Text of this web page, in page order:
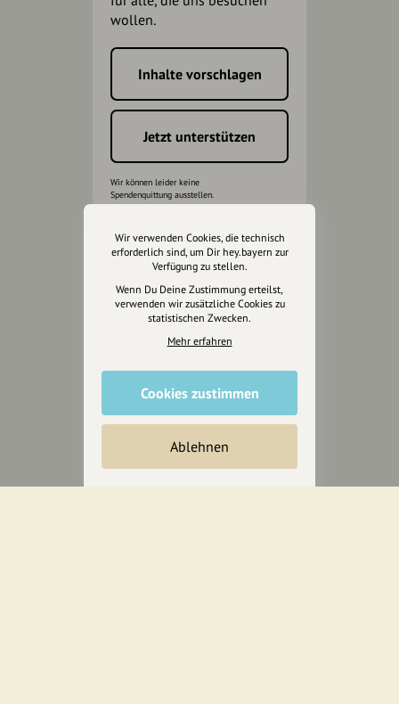
wollen.
Inhalte vorschlagen
Jetzt unterstützen
Wir können leider keine
Spendenquittung ausstellen.
Wir verwenden Cookies, die technisch
erforderlich sind, um Dir hey.bayern zur
Verfügung zu stellen.
Wenn Du Deine Zustimmung erteilst,
verwenden wir zusätzliche Cookies zu
statistischen Zwecken.
Mehr erfahren
Cookies zustimmen
Ablehnen